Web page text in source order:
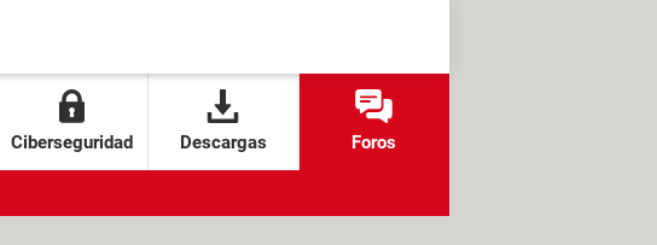
Ciberseguridad Descargas Foros